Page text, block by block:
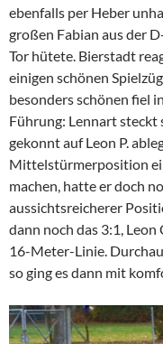
ebenfalls per Heber
großen Fabian aus der
Tor hütete. Bierstadt
einigen schönen
besonders schönen fiel
Führung: Lennart steckt
gekonnt auf Leon P.
Mittelstürmerposition
machen, hatte er doch
aussichtsreicherer
dann noch das 3:1,
16-Meter-Linie.
so ging es dann mit